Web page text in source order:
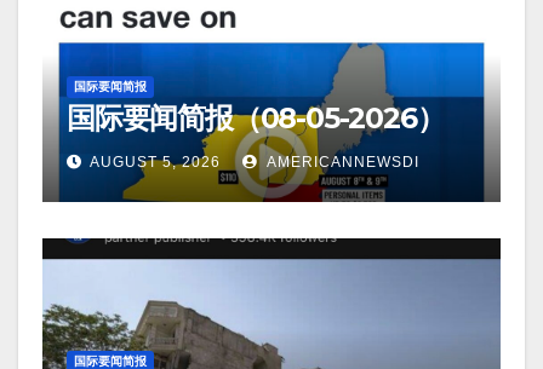
国际要闻简报
国际要闻简报（08-05-2026）
AUGUST 5, 2026 AMERICANNEWSDI
国际要闻简报